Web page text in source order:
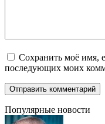
Сохранить моё имя,
последующих моих
Популярные новости